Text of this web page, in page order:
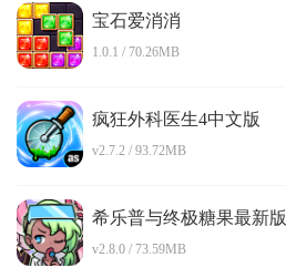
宝石爱消消
1.0.1 / 70.26MB
疯狂外科医生4中文版
v2.7.2 / 93.72MB
希乐普与终极糖果最新版
v2.8.0 / 73.59MB